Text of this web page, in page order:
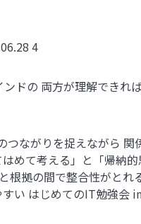
4
ドの 両⽅が理解できれ
ながりを捉えながら 関
めて考える」と「帰納
拠の間で整合性がとれ
い はじめてのIT勉強会